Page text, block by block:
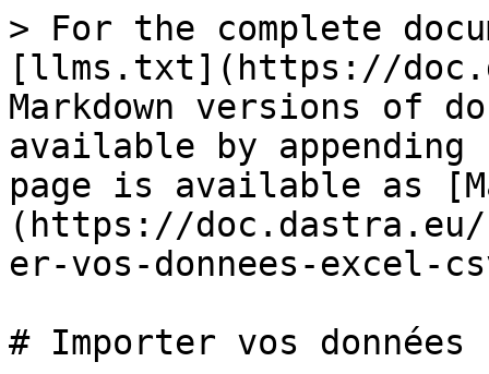
> For the complete
[llms.txt](https://
Markdown versions of
available by
page is available as
(https://
er-vos-donnees-excel-
# Importer vos